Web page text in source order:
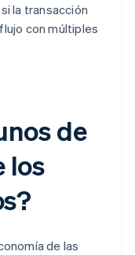
la transacción
con múltiples
de
los
de las